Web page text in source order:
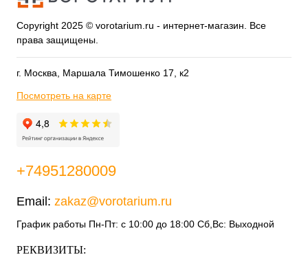
Copyright 2025 © vorotarium.ru - интернет-магазин. Все
права защищены.
г. Москва, Маршала Тимошенко 17, к2
Посмотреть на карте
+74951280009
Email: zakaz@vorotarium.ru
График работы Пн-Пт: с 10:00 до 18:00 Сб,Вс: Выходной
РЕКВИЗИТЫ: